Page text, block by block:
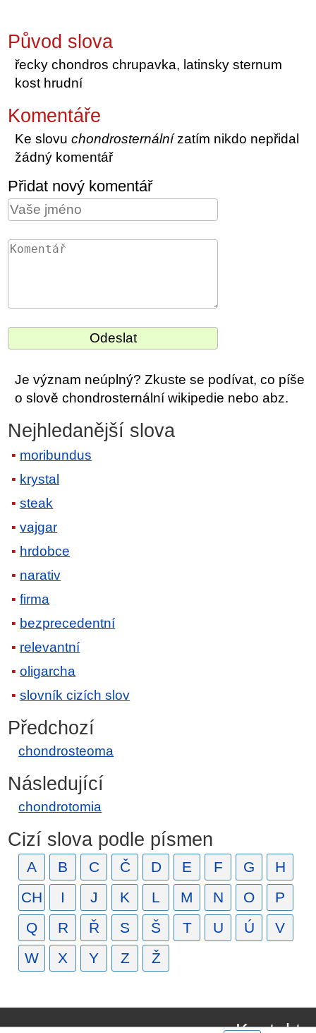
Původ slova
řecky chondros chrupavka, latinsky sternum
kost hrudní
Komentáře
Ke slovuchondrosternálnízatím nikdo nepřidal
žádný komentář
Přidat nový komentář
Je význam neúplný? Zkuste se podívat, co píše
o slově chondrosternální wikipedie nebo abz.
Nejhledanější slova
moribundus
krystal
steak
vajgar
hrdobce
narativ
firma
bezprecedentní
relevantní
oligarcha
slovník cizích slov
Předchozí
chondrosteoma
Následující
chondrotomia
Cizí slova podle písmen
A B C Č D E F G
H
CH
I J K L M N O
P
Q
R Ř S Š T U Ú
V
W
X Y Z Ž